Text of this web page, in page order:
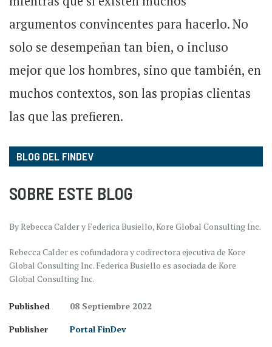
argumentos convincentes para hacerlo. No
solo se desempeñan tan bien, o incluso
mejor que los hombres, sino que también, en
muchos contextos, son las propias clientas
las que las prefieren.
BLOG DEL FINDEV
SOBRE ESTE BLOG
By Rebecca Calder y Federica Busiello, Kore Global Consulting Inc.
Rebecca Calder es cofundadora y codirectora ejecutiva de Kore
Global Consulting Inc. Federica Busiello es asociada de Kore
Global Consulting Inc.
Published
08 Septiembre 2022
Publisher
Portal FinDev